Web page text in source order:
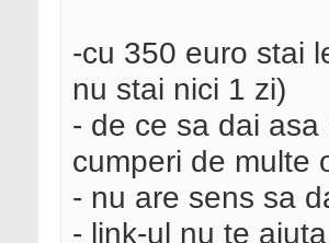
-cu 350 euro stai
nu stai nici 1 zi)
- de ce sa dai
cumperi de multe
- nu are sens sa
- link-ul nu te